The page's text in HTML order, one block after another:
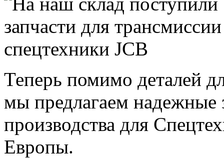
Теперь помимо деталей
мы предлагаем надежные
производства для
Европы.